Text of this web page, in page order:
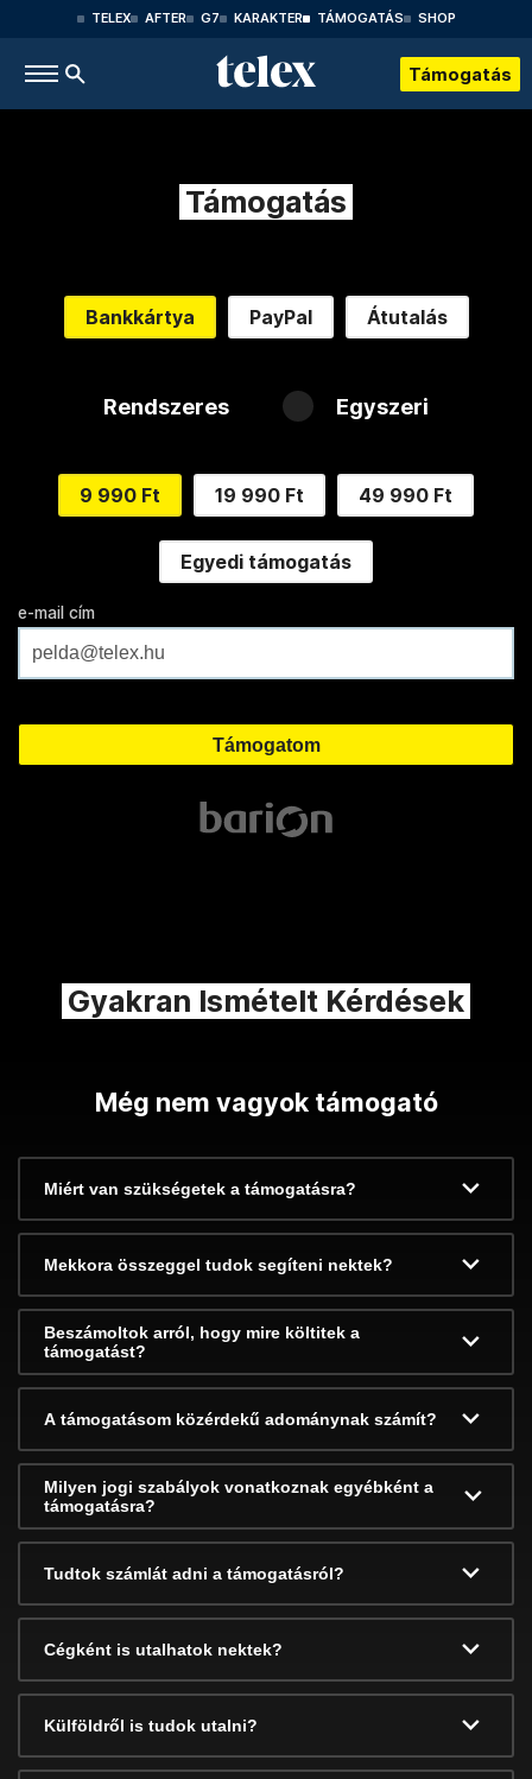
TELEX AFTER G7 KARAKTER TÁMOGATÁS SHOP
Támogatás
Támogatás
Bankkártya PayPal Átutalás
Rendszeres Egyszeri
9 990 Ft 19 990 Ft 49 990 Ft
Egyedi támogatás
e-mail cím
Gyakran Ismételt Kérdések
Még nem vagyok támogató
Miért van szükségetek a támogatásra?
Mekkora összeggel tudok segíteni nektek?
Beszámoltok arról, hogy mire költitek a
támogatást?
A támogatásom közérdekű adománynak számít?
Milyen jogi szabályok vonatkoznak egyébként a
támogatásra?
Tudtok számlát adni a támogatásról?
Cégként is utalhatok nektek?
Külföldről is tudok utalni?